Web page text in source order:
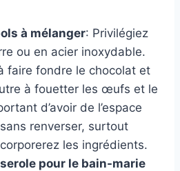
à mélanger: Privilégiez
ou en acier inoxydable.
faire fondre le chocolat et
à fouetter les œufs et le
d’avoir de l’espace
renverser, surtout
les ingrédients.
pour le bain-marie